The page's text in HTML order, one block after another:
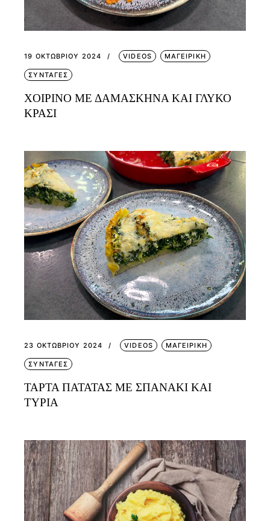
19 ΟΚΤΩΒΡΊΟΥ 2024 VIDEOS ΜΑΓΕΙΡΙΚΗ
ΣΥΝΤΑΓΕΣ
ΧΟΙΡΙΝΟ ΜΕ ΔΑΜΑΣΚΗΝΑ ΚΑΙ ΓΛΥΚΟ
ΚΡΑΣΙ
23 ΟΚΤΩΒΡΊΟΥ 2024 VIDEOS ΜΑΓΕΙΡΙΚΗ
ΣΥΝΤΑΓΕΣ
ΤΑΡΤΑ ΠΑΤΑΤΑΣ ΜΕ ΣΠΑΝΑΚΙ ΚΑΙ
ΤΥΡΙΑ